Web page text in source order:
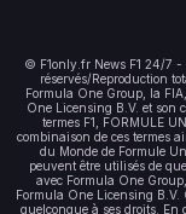
© F1only.fr News F1 24/7 -
réservés/Reproduction
Formula One Group, la
One Licensing B.V. et son
termes F1, FORMULE
combinaison de ces termes
du Monde de Formule
peuvent être utilisés de
avec Formula One
Formula One Licensing B.V.
quelconque à ses droits. En